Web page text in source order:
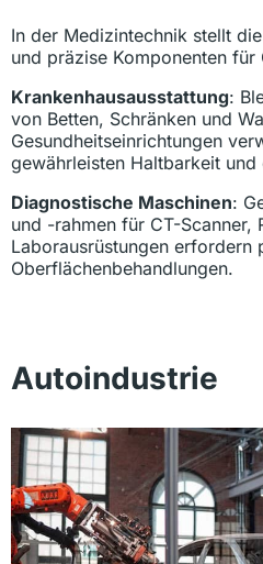
In der Medizintechnik stellt
und präzise Komponenten für
Krankenhausausstattung:
von Betten, Schränken und
Gesundheitseinrichtungen
gewährleisten Haltbarkeit
Diagnostische Maschinen:
und -rahmen für CT-Scanner,
Laborausrüstungen erfordern
Oberflächenbehandlungen.
Autoindustrie